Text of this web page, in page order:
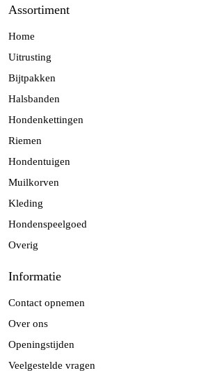
Assortiment
Home
Uitrusting
Bijtpakken
Halsbanden
Hondenkettingen
Riemen
Hondentuigen
Muilkorven
Kleding
Hondenspeelgoed
Overig
Informatie
Contact opnemen
Over ons
Openingstijden
Veelgestelde vragen